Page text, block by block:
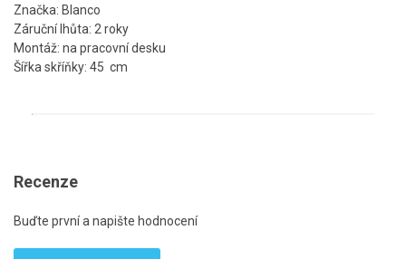
Značka: Blanco
Záruční lhůta: 2 roky
Montáž: na pracovní desku
Šířka skříňky: 45 cm
Recenze
Buďte první a napište hodnocení